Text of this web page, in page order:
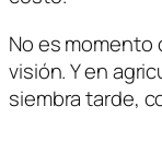
No es momento
visión. Y en
siembra tarde,